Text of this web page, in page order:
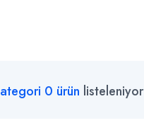
0 ürün listeleniyor